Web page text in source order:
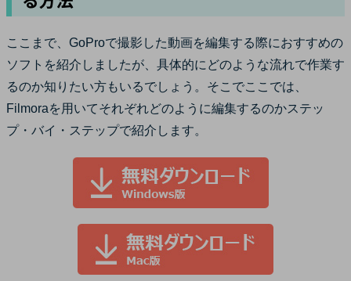
ここまで、GoProで撮影した動画を編集する際におすすめの
ソフトを紹介しましたが、具体的にどのような流れで作業す
るのか知りたい方もいるでしょう。そこでここでは、
Filmoraを用いてそれぞれどのように編集するのかステッ
プ・バイ・ステップで紹介します。